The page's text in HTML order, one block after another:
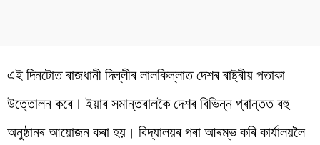
এই দিনটোত ৰাজধানী দিল্লীৰ লালকিল্লাত দেশৰ ৰাষ্ট্ৰীয় পতাকা
উত্তোলন কৰে। ইয়াৰ সমান্তৰালকৈ দেশৰ বিভিন্ন প্ৰান্তত বহু
অনুষ্ঠানৰ আয়োজন কৰা হয়। বিদ্যালয়ৰ পৰা আৰম্ভ কৰি কাৰ্যালয়লৈ